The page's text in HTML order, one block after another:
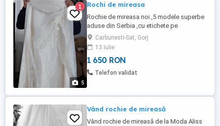
5
1 Rochi de mireasa
Rochie de mireasa noi ,5 modele superbe
aduse din Serbia ,cu etichete pe
ele.Rochile se potrivesc pentru tinere mai
înalte.
Carbunesti-Sat, Gorj
13 iulie
1 650 RON
Telefon validat
Vând rochie de mireasă
Vând rochie de mireasă de la Moda Aliss